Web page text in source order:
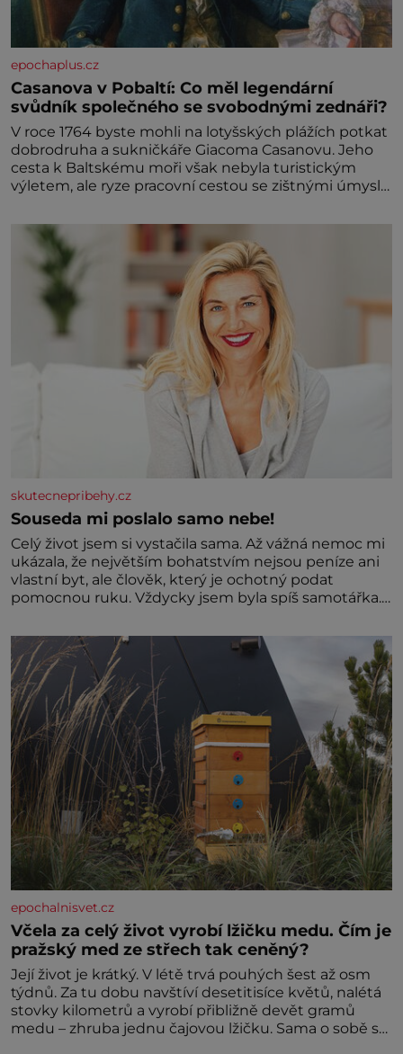
epochaplus.cz
Casanova v Pobaltí: Co měl legendární
svůdník společného se svobodnými zednáři?
V roce 1764 byste mohli na lotyšských plážích potkat
dobrodruha a sukničkáře Giacoma Casanovu. Jeho
cesta k Baltskému moři však nebyla turistickým
výletem, ale ryze pracovní cestou se zištnými úmysly.
procházel uličkami lotyšské Rigy? Casanova v Pobaltí
kontaktoval tamní zednářské lóže. Nebyl v této
oblasti žádným nováčkem, protože do zednářské
skutecnepribehy.cz
Souseda mi poslalo samo nebe!
Celý život jsem si vystačila sama. Až vážná nemoc mi
ukázala, že největším bohatstvím nejsou peníze ani
vlastní byt, ale člověk, který je ochotný podat
pomocnou ruku. Vždycky jsem byla spíš samotářka.
ani partnera. Stačily mi knihy, práce a hlavně klid.
Hned po studiích jsem odešla z rodného města,
epochalnisvet.cz
Včela za celý život vyrobí lžičku medu. Čím je
pražský med ze střech tak ceněný?
Její život je krátký. V létě trvá pouhých šest až osm
týdnů. Za tu dobu navštíví desetitisíce květů, nalétá
stovky kilometrů a vyrobí přibližně devět gramů
medu – zhruba jednu čajovou lžičku. Sama o sobě se